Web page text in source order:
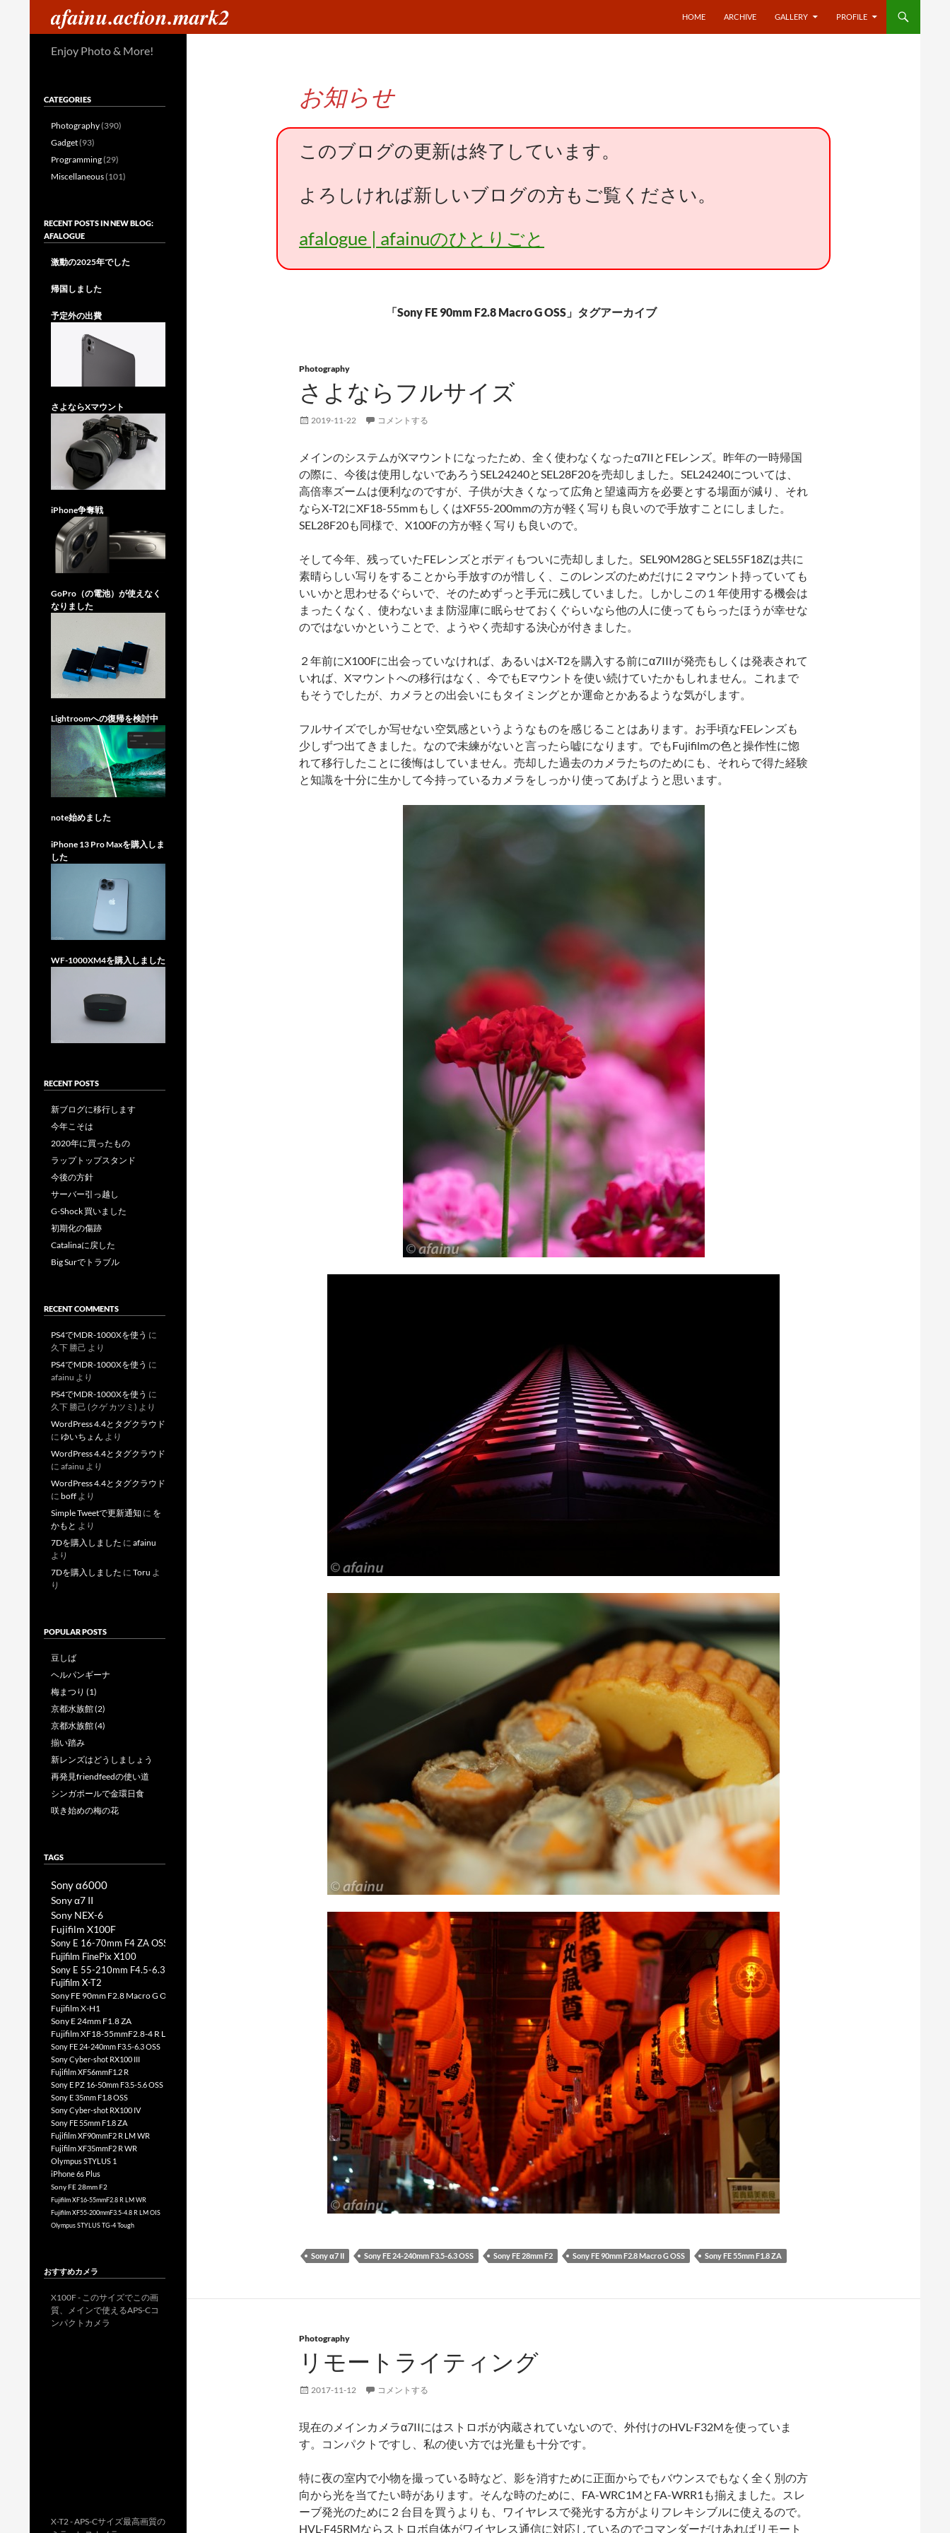
afainu.action.mark2 HOME ARCHIVE GALLERY PROFILE
お知らせ
このブログの更新は終了しています。
よろしければ新しいブログの方もご覧ください。
afalogue | afainuのひとりごと
「Sony FE 90mm F2.8 Macro G OSS」タグアーカイブ
Photography
さよならフルサイズ
2019-11-22 コメントする
メインのシステムがXマウントになったため、全く使わなくなったα7IIとFEレンズ。昨年の一時帰国
の際に、今後は使用しないであろうSEL24240とSEL28F20を売却しました。SEL24240については、
高倍率ズームは便利なのですが、子供が大きくなって広角と望遠両方を必要とする場面が減り、それ
ならX-T2にXF18-55mmもしくはXF55-200mmの方が軽く写りも良いので手放すことにしました。
SEL28F20も同様で、X100Fの方が軽く写りも良いので。
そして今年、残っていたFEレンズとボディもついに売却しました。SEL90M28GとSEL55F18Zは共に
素晴らしい写りをすることから手放すのが惜しく、このレンズのためだけに２マウント持っていても
いいかと思わせるぐらいで、そのためずっと手元に残していました。しかしこの１年使用する機会は
まったくなく、使わないまま防湿庫に眠らせておくぐらいなら他の人に使ってもらったほうが幸せな
のではないかということで、ようやく売却する決心が付きました。
２年前にX100Fに出会っていなければ、あるいはX-T2を購入する前にα7IIIが発売もしくは発表されて
いれば、Xマウントへの移行はなく、今でもEマウントを使い続けていたかもしれません。これまで
もそうでしたが、カメラとの出会いにもタイミングとか運命とかあるような気がします。
フルサイズでしか写せない空気感というようなものを感じることはあります。お手頃なFEレンズも
少しずつ出てきました。なので未練がないと言ったら嘘になります。でもFujifilmの色と操作性に惚
れて移行したことに後悔はしていません。売却した過去のカメラたちのためにも、それらで得た経験
と知識を十分に生かして今持っているカメラをしっかり使ってあげようと思います。
Sony α7 II Sony FE 24-240mm F3.5-6.3 OSS Sony FE 28mm F2 Sony FE 90mm F2.8 Macro G OSS Sony FE 55mm F1.8 ZA
Photography
リモートライティング
2017-11-12 コメントする
現在のメインカメラα7IIにはストロボが内蔵されていないので、外付けのHVL-F32Mを使っていま
す。コンパクトですし、私の使い方では光量も十分です。
特に夜の室内で小物を撮っている時など、影を消すために正面からでもバウンスでもなく全く別の方
向から光を当てたい時があります。そんな時のために、FA-WRC1MとFA-WRR1も揃えました。スレ
ーブ発光のために２台目を買うよりも、ワイヤレスで発光する方がよりフレキシブルに使えるので。
HVL-F45RMならストロボ自体がワイヤレス通信に対応しているのでコマンダーだけあればリモート
Enjoy Photo & More!
CATEGORIES
Photography(390)
Gadget(93)
Programming(29)
Miscellaneous(101)
RECENT POSTS IN NEW BLOG:
AFALOGUE
激動の2025年でした
帰国しました
予定外の出費
さよならXマウント
iPhone争奪戦
GoPro（の電池）が使えなく
なりました
Lightroomへの復帰を検討中
note始めました
iPhone 13 Pro Maxを購入しま
した
WF-1000XM4を購入しました
RECENT POSTS
新ブログに移行します
今年こそは
2020年に買ったもの
ラップトップスタンド
今後の方針
サーバー引っ越し
G-Shock 買いました
初期化の傷跡
Catalinaに戻した
Big Surでトラブル
RECENT COMMENTS
PS4でMDR-1000Xを使う に
久下 勝己 より
PS4でMDR-1000Xを使う に
afainu より
PS4でMDR-1000Xを使う に
久下 勝己 (クゲ カツミ) より
WordPress 4.4とタグクラウド
に ゆいちょん より
WordPress 4.4とタグクラウド
に afainu より
WordPress 4.4とタグクラウド
に boff より
Simple Tweetで更新通知 に を
かもと より
7Dを購入しました に afainu
より
7Dを購入しました に Toru よ
り
POPULAR POSTS
豆しば
ヘルパンギーナ
梅まつり (1)
京都水族館 (2)
京都水族館 (4)
揃い踏み
新レンズはどうしましょう
再発見friendfeedの使い道
シンガポールで金環日食
咲き始めの梅の花
TAGS
Sony α6000
Sony α7 II
Sony NEX-6
Fujifilm X100F
Sony E 16-70mm F4 ZA OSS
Fujifilm FinePix X100
Sony E 55-210mm F4.5-6.3 OSS
Fujifilm X-T2
Sony FE 90mm F2.8 Macro G OSS
Fujifilm X-H1
Sony E 24mm F1.8 ZA
Fujifilm XF18-55mmF2.8-4 R LM OIS
Sony FE 24-240mm F3.5-6.3 OSS
Sony Cyber-shot RX100 III
Fujifilm XF56mmF1.2 R
Sony E PZ 16-50mm F3.5-5.6 OSS
Sony E 35mm F1.8 OSS
Sony Cyber-shot RX100 IV
Sony FE 55mm F1.8 ZA
Fujifilm XF90mmF2 R LM WR
Fujifilm XF35mmF2 R WR
Olympus STYLUS 1
iPhone 6s Plus
Sony FE 28mm F2
Fujifilm XF16-55mmF2.8 R LM WR
Fujifilm XF55-200mmF3.5-4.8 R LM OIS
Olympus STYLUS TG-4 Tough
おすすめカメラ
X100F - このサイズでこの画
質、メインで使えるAPS-Cコ
ンパクトカメラ
X-T2 - APS-Cサイズ最高画質の